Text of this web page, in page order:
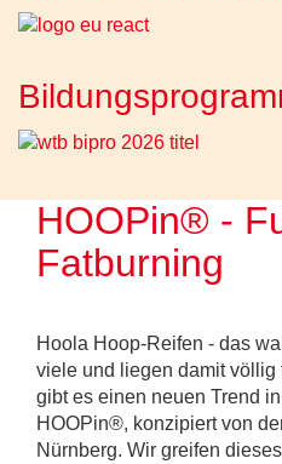
HOOPin® -
Fatburning
Hoola Hoop-Reifen - das
viele und liegen damit völlig
gibt es einen neuen Trend
HOOPin®, konzipiert von
Nürnberg. Wir greifen